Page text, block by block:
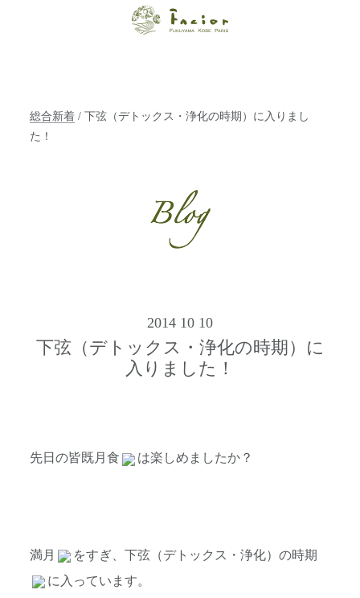
ン ファシオー
ルでご提案しま
す。
総合新着 / 下弦（デトックス・浄化の時期）に入りまし
た！
2014 10 10
下弦（デトックス・浄化の時期）に
入りました！
先日の皆既月食 は楽しめましたか？
満月
をすぎ、下弦（デトックス・浄化）の時期
に入っています。